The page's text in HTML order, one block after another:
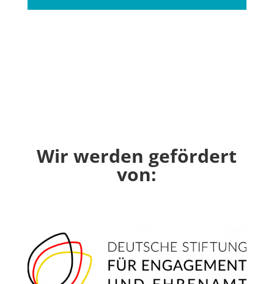
Wir werden gefördert
von: